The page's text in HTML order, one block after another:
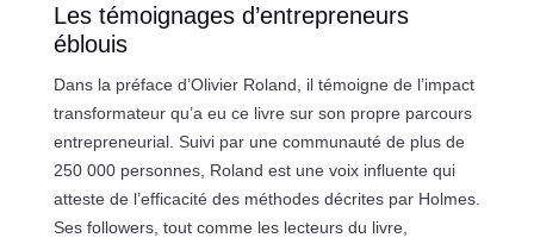
Les témoignages d’entrepreneurs
éblouis
Dans la préface d’Olivier Roland, il témoigne de l’impact
transformateur qu’a eu ce livre sur son propre parcours
entrepreneurial. Suivi par une communauté de plus de
250 000 personnes, Roland est une voix influente qui
atteste de l’efficacité des méthodes décrites par Holmes.
Ses followers, tout comme les lecteurs du livre,